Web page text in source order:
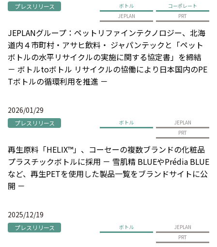
プレスリリース ボトル
コーポレート
JEPLAN
PRT
JEPLANグループ：ペットリファインテクノロジー、北海
道内４市町村・アサヒ飲料・ ジャパンテックと「ペット
ボトルの水平リサイクルの実施に関する協定書」を締結
－ ボトルtoボトル リサイクルの協働により日本国内のPE
Tボトルの循環利用を推進 －
2026/01/29
プレスリリース ボトル
JEPLAN
PRT
再生原料「HELIX™」、コーセーの複数ブランドの化粧品
プラスチックボトルに採用 － 雪肌精 BLUEやPrédia BLUE
など、再生PETを使用した製品一覧をブランドサイトに公
開 －
2025/12/19
プレスリリース ボトル
JEPLAN
PRT